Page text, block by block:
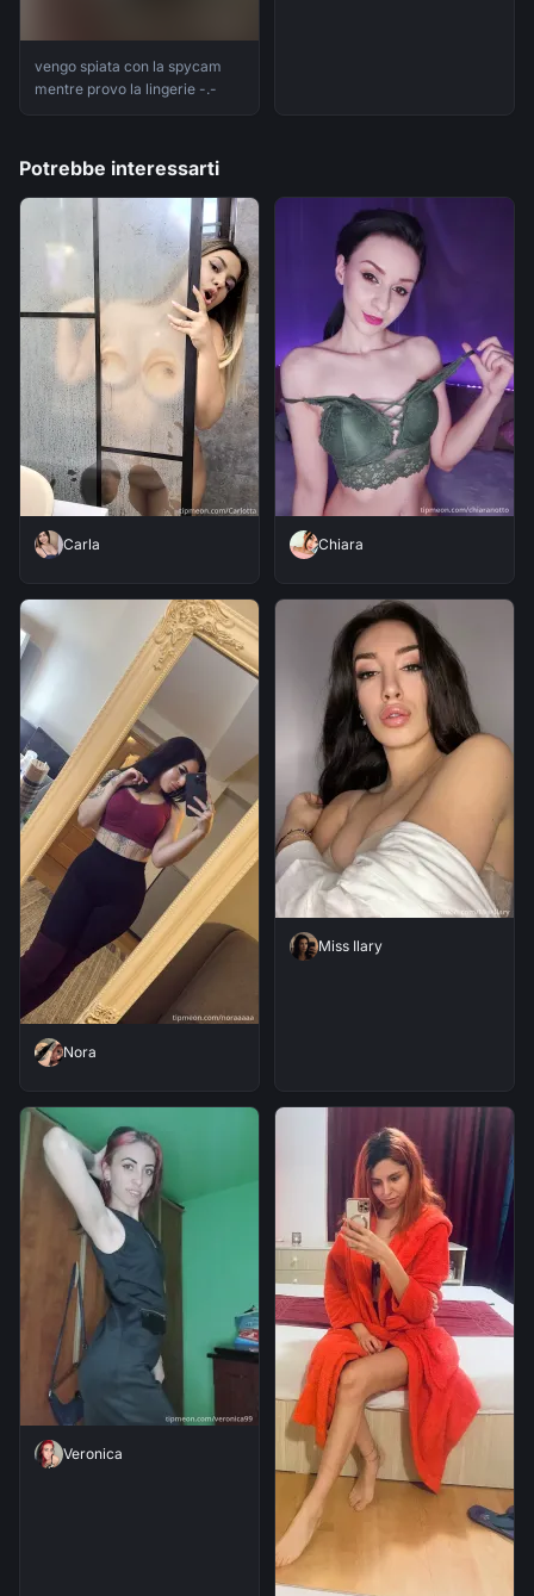
vengo spiata con la spycam
mentre provo la lingerie -.-
Potrebbe interessarti
Carla Chiara
Nora
Miss Ilary
Veronica